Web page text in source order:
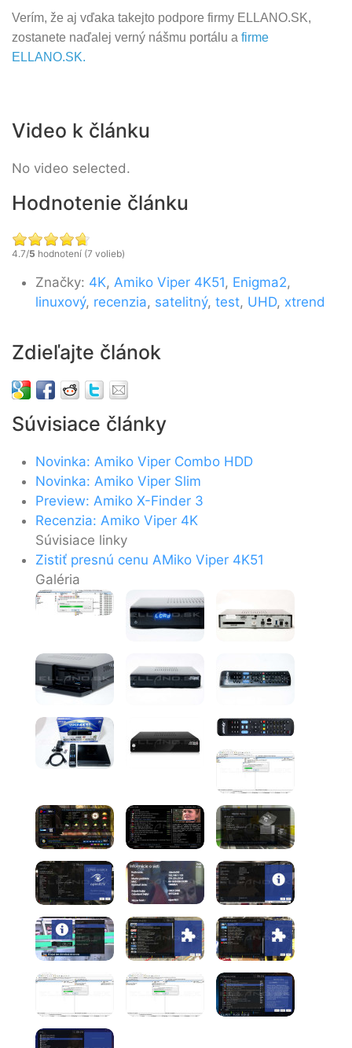
Verím, že aj vďaka takejto podpore firmy ELLANO.SK,
zostanete naďalej verný nášmu portálu a firme
ELLANO.SK.
Video k článku
No video selected.
Hodnotenie článku
4.7/5 hodnotení (7 volieb)
Značky: 4K, Amiko Viper 4K51, Enigma2,
linuxový, recenzia, satelitný, test, UHD, xtrend
Zdieľajte článok
Súvisiace články
Novinka: Amiko Viper Combo HDD
Novinka: Amiko Viper Slim
Preview: Amiko X-Finder 3
Recenzia: Amiko Viper 4K
Súvisiace linky
Zistiť presnú cenu AMiko Viper 4K51
Galéria